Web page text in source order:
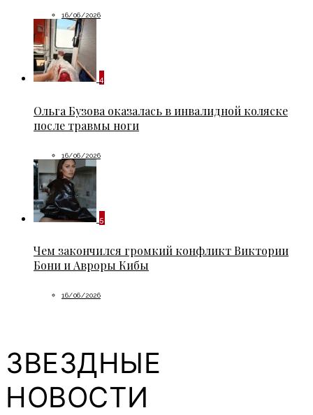
16/06/2026
4
Ольга Бузова оказалась в инвалидной коляске
после травмы ноги
16/06/2026
5
Чем закончился громкий конфликт Виктории
Бони и Авроры Кибы
16/06/2026
ЗВЕЗДНЫЕ
НОВОСТИ